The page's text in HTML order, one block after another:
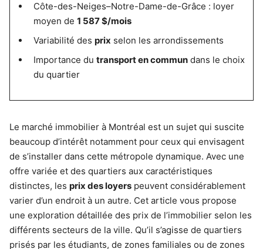
Côte-des-Neiges–Notre-Dame-de-Grâce : loyer
moyen de 1 587 $/mois
Variabilité des prix selon les arrondissements
Importance du transport en commundans le choix
du quartier
Le marché immobilier à Montréal est un sujet qui suscite
beaucoup d’intérêt notamment pour ceux qui envisagent
de s’installer dans cette métropole dynamique. Avec une
offre variée et des quartiers aux caractéristiques
distinctes, les prix des loyers peuvent considérablement
varier d’un endroit à un autre. Cet article vous propose
une exploration détaillée des prix de l’immobilier selon les
différents secteurs de la ville. Qu’il s’agisse de quartiers
prisés par les étudiants, de zones familiales ou de zones